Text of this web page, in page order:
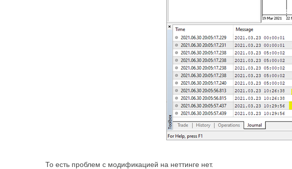
То есть проблем с модификацией на неттинге нет.